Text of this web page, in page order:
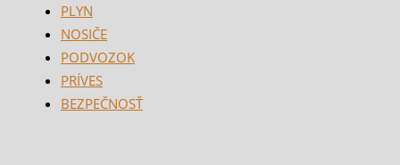
PLYN
NOSIČE
PODVOZOK
PRÍVES
BEZPEČNOSŤ